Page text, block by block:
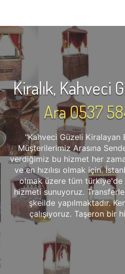
Kiralık, Kahveci
Ara 0537
"Kahveci Güzeli Kiralayan
Müşterilerimiz Arasına
verdiğimiz bu hizmet her
ve en hızılısı olmak için.
olmak üzere tüm
hizmeti sunuyoruz.
şkeilde yapılmaktadır.
çalışıyoruz. Taşeron bir